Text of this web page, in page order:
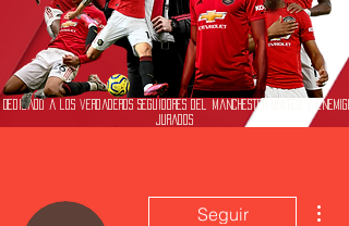
Dedicado a los verdaderos seguidores del Manchester United y
jurados
Seguir